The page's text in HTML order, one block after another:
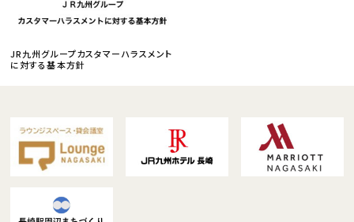
JR九州グループカスタマーハラスメント
に対する基本方針